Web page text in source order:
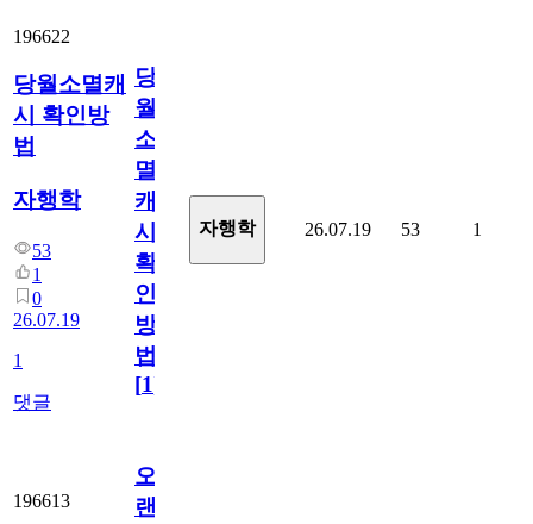
196622
당월소멸캐
시 확인방
법
자행학
53
1
0
26.07.19
1
댓글
당
월
소
멸
캐
시
확
인
방
법
[1]
자행학 26.07.19 53 1
196613
오
랜